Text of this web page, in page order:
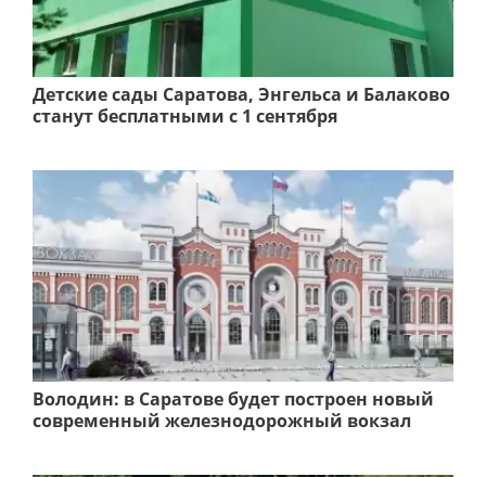
Детские сады Саратова, Энгельса и Балаково
станут бесплатными с 1 сентября
Володин: в Саратове будет построен новый
современный железнодорожный вокзал